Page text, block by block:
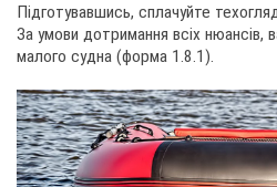
Підготувавшись, сплачуйте
За умови дотримання всіх нюансів,
малого судна (форма 1.8.1).